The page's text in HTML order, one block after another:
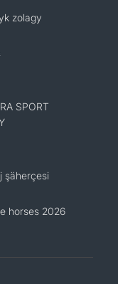
zolagy
SPORT
şäherçesi
horses 2026